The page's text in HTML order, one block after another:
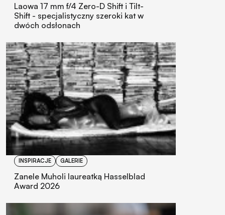
Laowa 17 mm f/4 Zero-D Shift i Tilt-
Shift - specjalistyczny szeroki kat w
dwóch odsłonach
INSPIRACJE GALERIE
Zanele Muholi laureatką Hasselblad
Award 2026